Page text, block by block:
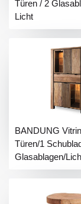
Türen / 2
Licht
BANDUNG
Türen/1
Glasablagen/